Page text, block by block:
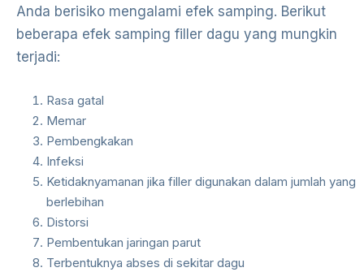
Anda berisiko mengalami efek samping. Berikut
beberapa efek samping filler dagu yang mungkin
terjadi:
Rasa gatal
Memar
Pembengkakan
Infeksi
Ketidaknyamanan jika filler digunakan dalam jumlah yang
berlebihan
Distorsi
Pembentukan jaringan parut
Terbentuknya abses di sekitar dagu